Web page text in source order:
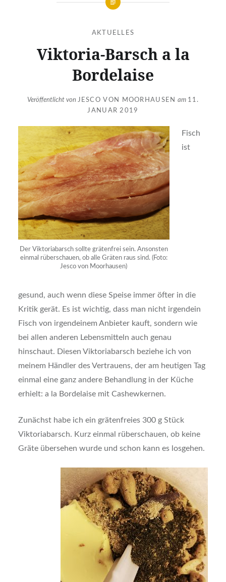
AKTUELLES
Viktoria-Barsch a la
Bordelaise
Veröffentlicht von JESCO VON MOORHAUSEN am 11.
JANUAR 2019
Der Viktoriabarsch sollte grätenfrei sein. Ansonsten
einmal rüberschauen, ob alle Gräten raus sind. (Foto:
Jesco von Moorhausen)
Fisch
ist
gesund, auch wenn diese Speise immer öfter in die
Kritik gerät. Es ist wichtig, dass man nicht irgendein
Fisch von irgendeinem Anbieter kauft, sondern wie
bei allen anderen Lebensmitteln auch genau
hinschaut. Diesen Viktoriabarsch beziehe ich von
meinem Händler des Vertrauens, der am heutigen Tag
einmal eine ganz andere Behandlung in der Küche
erhielt: a la Bordelaise mit Cashewkernen.
Zunächst habe ich ein grätenfreies 300 g Stück
Viktoriabarsch. Kurz einmal rüberschauen, ob keine
Gräte übersehen wurde und schon kann es losgehen.